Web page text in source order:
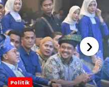
Politik
›